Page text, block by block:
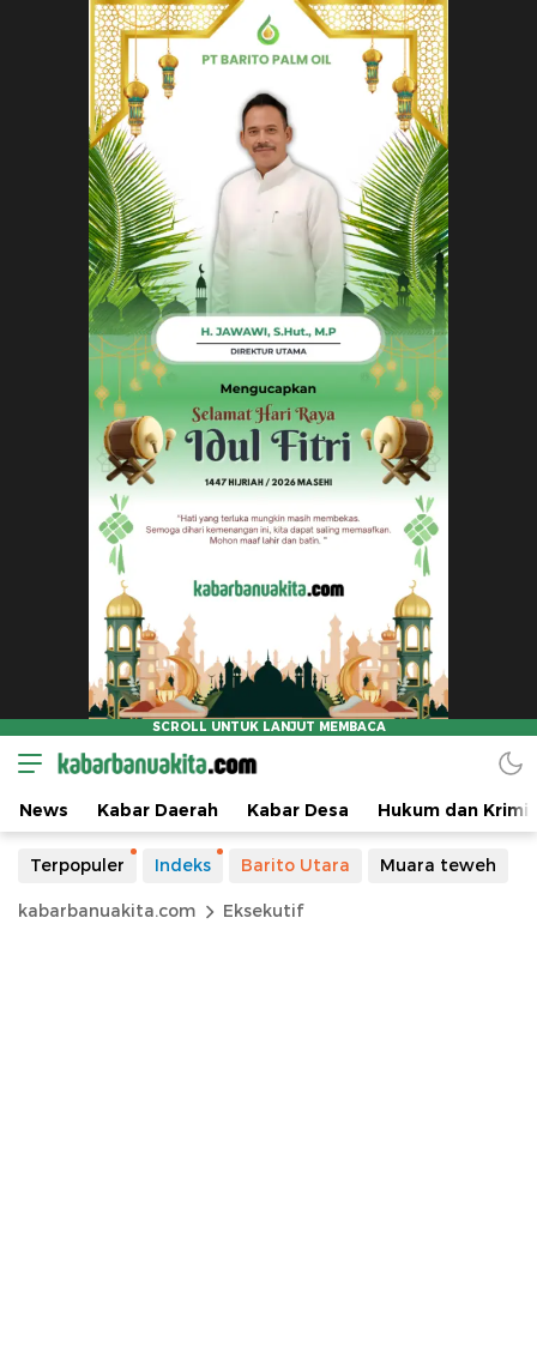
News Kabar Daerah Kabar Desa Hukum dan
Terpopuler Indeks Barito Utara Muara teweh
kabarbanuakita.com Eksekutif